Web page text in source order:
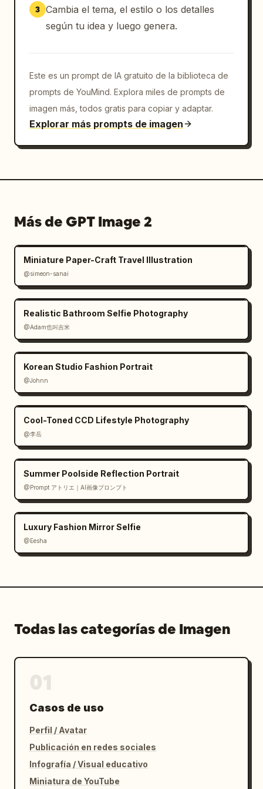
de la cabina, color del teléfono, estilo de
las gafas, patrón de la gorra, textura del
composición general exactamente como en la
imagen original. Prompt negativo: rostro
asimétricos, dedos extra, manos mal formadas,
detalles borrosos, artefactos de IA, piel de
plástico, estilo de dibujos animados,
3 Cambia el tema, el estilo o los detalles
según tu idea y luego genera.
Este es un prompt de IA gratuito de la biblioteca de
prompts de YouMind. Explora miles de prompts de
imagen más, todos gratis para copiar y adaptar.
Explorar más prompts de imagen
Más de GPT Image 2
Miniature Paper-Craft Travel Illustration
@simeon-sanai
Realistic Bathroom Selfie Photography
@Adam也叫吉米
Korean Studio Fashion Portrait
@Johnn
Cool-Toned CCD Lifestyle Photography
@李岳
Summer Poolside Reflection Portrait
@Prompt アトリエ｜AI画像プロンプト
Luxury Fashion Mirror Selfie
@Eesha
Todas las categorías de Imagen
Casos de uso
Perfil / Avatar
Publicación en redes sociales
Infografía / Visual educativo
Miniatura de YouTube